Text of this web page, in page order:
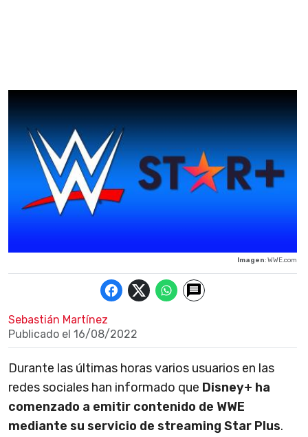
Imagen: WWE.com
Sebastián Martínez
Publicado el 16/08/2022
Durante las últimas horas varios usuarios en las
redes sociales han informado que Disney+ ha
comenzado a emitir contenido de WWE
mediante su servicio de streaming Star Plus.